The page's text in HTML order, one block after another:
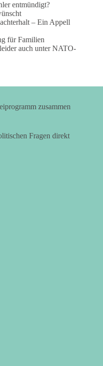
entmündigt?
– Ein Appell
für Familien
auch unter NATO-
zusammen
Fragen direkt